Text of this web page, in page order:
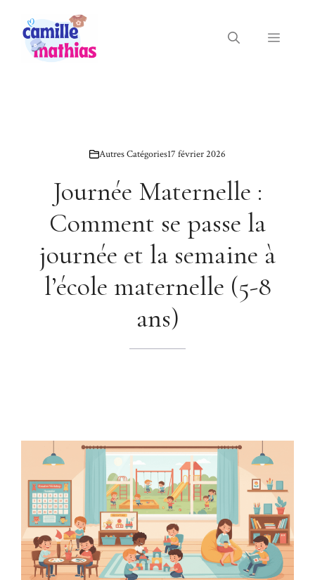
contenu
Menu
Autres Catégories17 février 2026
Journée Maternelle :
Comment se passe la
journée et la semaine à
l’école maternelle (5-8
ans)